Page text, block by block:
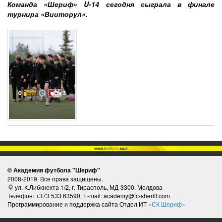
Команда «Шериф» U-14 сегодня сыграла в финале
турнира «Вииторул».
© Академия футбола "Шериф"
2008-2019. Все права защищены.
ул. К.Либкнехта 1/2, г. Тирасполь, МД-3300, Молдова
Телефон: +373 533 63590, E-mail: academy@fc-sheriff.com
Программирование и поддержка сайта Отдел ИТ «СК Шериф»